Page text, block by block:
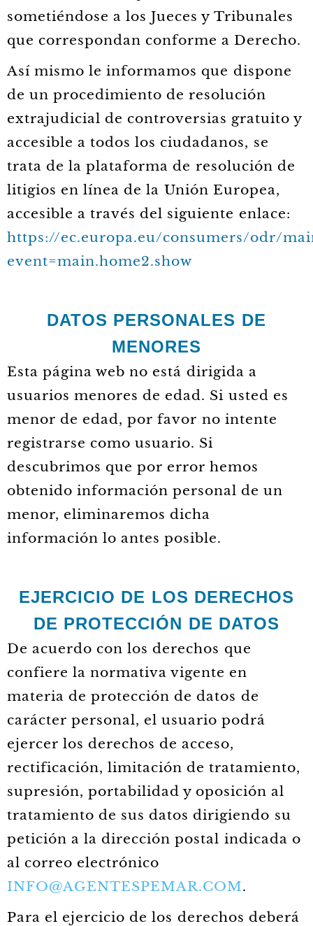
sometiéndose a los Jueces y Tribunales
que correspondan conforme a Derecho.
Así mismo le informamos que dispone
de un procedimiento de resolución
extrajudicial de controversias gratuito y
accesible a todos los ciudadanos, se
trata de la plataforma de resolución de
litigios en línea de la Unión Europea,
accesible a través del siguiente enlace:
https://ec.europa.eu/consumers/odr/
event=main.home2.show
DATOS PERSONALES DE
MENORES
Esta página web no está dirigida a
usuarios menores de edad. Si usted es
menor de edad, por favor no intente
registrarse como usuario. Si
descubrimos que por error hemos
obtenido información personal de un
menor, eliminaremos dicha
información lo antes posible.
EJERCICIO DE LOS DERECHOS
DE PROTECCIÓN DE DATOS
De acuerdo con los derechos que
confiere la normativa vigente en
materia de protección de datos de
carácter personal, el usuario podrá
ejercer los derechos de acceso,
rectificación, limitación de tratamiento,
supresión, portabilidad y oposición al
tratamiento de sus datos dirigiendo su
petición a la dirección postal indicada o
al correo electrónico
INFO@AGENTESPEMAR.COM.
Para el ejercicio de los derechos deberá